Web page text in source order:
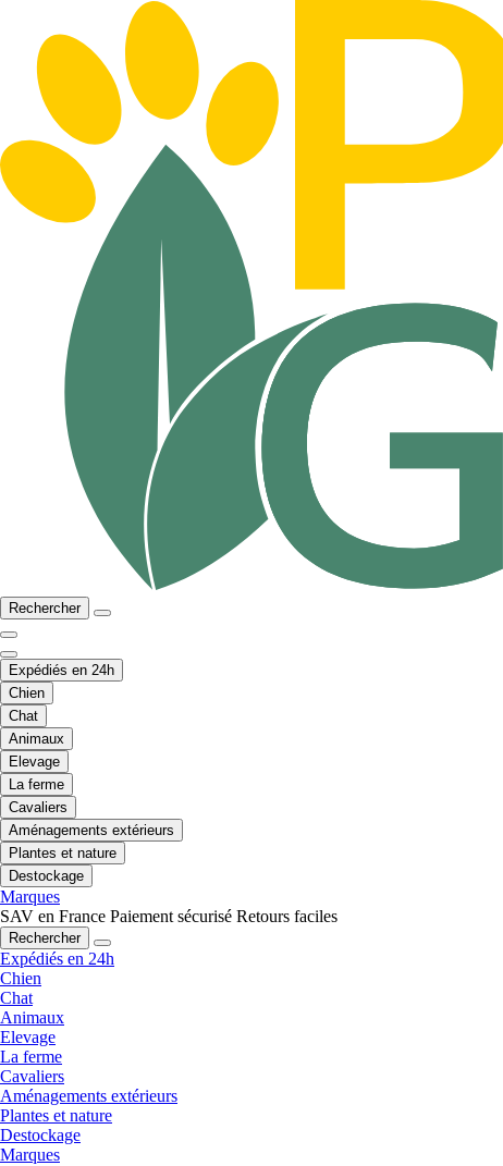
Rechercher
Expédiés en 24h
Chien
Chat
Animaux
Elevage
La ferme
Cavaliers
Aménagements extérieurs
Plantes et nature
Destockage
Marques
SAV en France Paiement sécurisé Retours faciles
Rechercher
Expédiés en 24h
Chien
Chat
Animaux
Elevage
La ferme
Cavaliers
Aménagements extérieurs
Plantes et nature
Destockage
Marques